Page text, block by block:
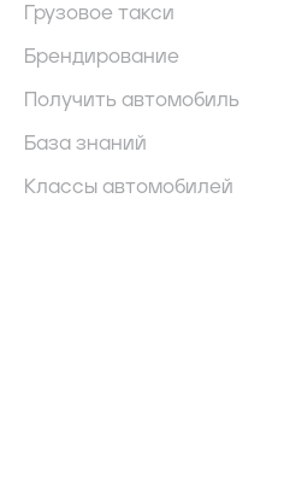
Грузовое такси
Брендирование
Получить автомобиль
База знаний
Классы автомобилей